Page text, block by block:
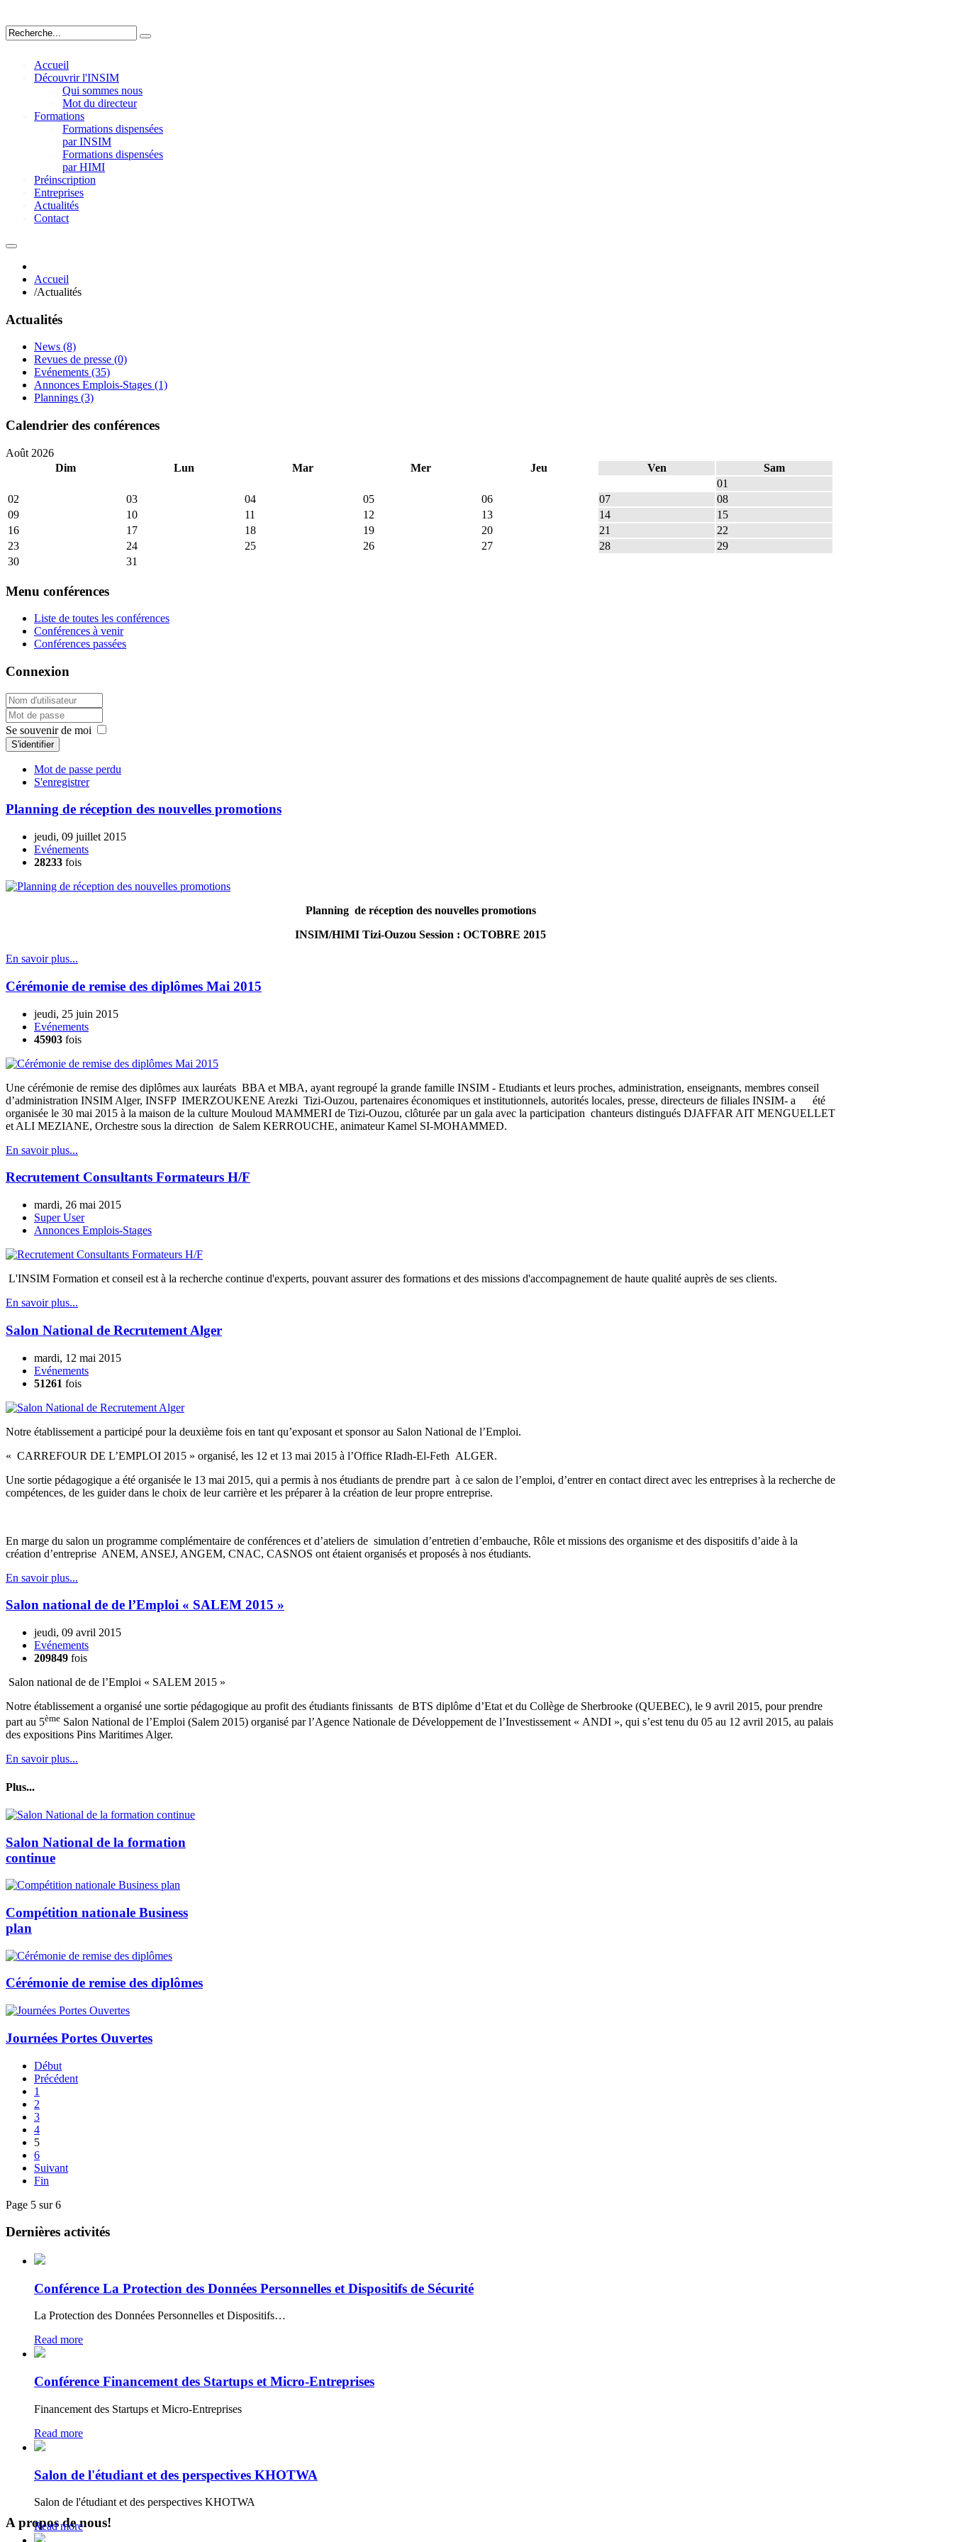
Accueil
Découvrir l'INSIM
Qui sommes nous
Mot du directeur
Formations
Formations dispensées
par INSIM
Formations dispensées
par HIMI
Préinscription
Entreprises
Actualités
Contact
Accueil
/Actualités
Actualités
News (8)
Revues de presse (0)
Evénements (35)
Annonces Emplois-Stages (1)
Plannings (3)
Calendrier des conférences
Août 2026
Dim
Lun Mar Mer Jeu Ven
Sam
01
02
03 04 05 06 07
08
09
10 11 12 13 14
15
16
17 18 19 20 21
22
23
24 25 26 27 28
29
30
31
Menu conférences
Liste de toutes les conférences
Conférences à venir
Conférences passées
Connexion
Se souvenir de moi
S'identifier
Mot de passe perdu
S'enregistrer
Planning de réception des nouvelles promotions
jeudi, 09 juillet 2015
Evénements
28233 fois
Planning de réception des nouvelles promotions
INSIM/HIMI Tizi-Ouzou Session : OCTOBRE 2015
En savoir plus...
Cérémonie de remise des diplômes Mai 2015
jeudi, 25 juin 2015
Evénements
45903 fois
Une cérémonie de remise des diplômes aux lauréats BBA et MBA, ayant regroupé la grande famille INSIM - Etudiants et leurs proches, administration, enseignants, membres conseil
d’administration INSIM Alger, INSFP IMERZOUKENE Arezki Tizi-Ouzou, partenaires économiques et institutionnels, autorités locales, presse, directeurs de filiales INSIM- a été
organisée le 30 mai 2015 à la maison de la culture Mouloud MAMMERI de Tizi-Ouzou, clôturée par un gala avec la participation chanteurs distingués DJAFFAR AIT MENGUELLET
et ALI MEZIANE, Orchestre sous la direction de Salem KERROUCHE, animateur Kamel SI-MOHAMMED.
En savoir plus...
Recrutement Consultants Formateurs H/F
mardi, 26 mai 2015
Super User
Annonces Emplois-Stages
L'INSIM Formation et conseil est à la recherche continue d'experts, pouvant assurer des formations et des missions d'accompagnement de haute qualité auprès de ses clients.
En savoir plus...
Salon National de Recrutement Alger
mardi, 12 mai 2015
Evénements
51261 fois
Notre établissement a participé pour la deuxième fois en tant qu’exposant et sponsor au Salon National de l’Emploi.
« CARREFOUR DE L’EMPLOI 2015 » organisé, les 12 et 13 mai 2015 à l’Office RIadh-El-Feth ALGER.
Une sortie pédagogique a été organisée le 13 mai 2015, qui a permis à nos étudiants de prendre part à ce salon de l’emploi, d’entrer en contact direct avec les entreprises à la recherche de
compétences, de les guider dans le choix de leur carrière et les préparer à la création de leur propre entreprise.
En marge du salon un programme complémentaire de conférences et d’ateliers de simulation d’entretien d’embauche, Rôle et missions des organisme et des dispositifs d’aide à la
création d’entreprise ANEM, ANSEJ, ANGEM, CNAC, CASNOS ont étaient organisés et proposés à nos étudiants.
En savoir plus...
Salon national de de l’Emploi « SALEM 2015 »
jeudi, 09 avril 2015
Evénements
209849 fois
Salon national de de l’Emploi « SALEM 2015 »
Notre établissement a organisé une sortie pédagogique au profit des étudiants finissants de BTS diplôme d’Etat et du Collège de Sherbrooke (QUEBEC), le 9 avril 2015, pour prendre
part au 5ème Salon National de l’Emploi (Salem 2015) organisé par l’Agence Nationale de Développement de l’Investissement « ANDI », qui s’est tenu du 05 au 12 avril 2015, au palais
des expositions Pins Maritimes Alger.
En savoir plus...
Plus...
Salon National de la formation
continue
Compétition nationale Business
plan
Cérémonie de remise des diplômes
Journées Portes Ouvertes
Début
Précédent
1
2
3
4
5
6
Suivant
Fin
Page 5 sur 6
Dernières activités
Conférence La Protection des Données Personnelles et Dispositifs de Sécurité
La Protection des Données Personnelles et Dispositifs…
Read more
Conférence Financement des Startups et Micro-Entreprises
Financement des Startups et Micro-Entreprises
Read more
Salon de l'étudiant et des perspectives KHOTWA
Salon de l'étudiant et des perspectives KHOTWA
Read more
A propos de nous!